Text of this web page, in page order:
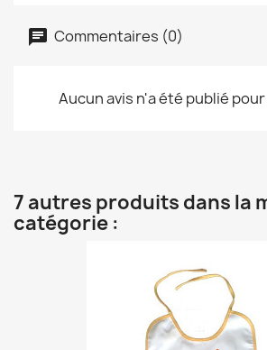
Commentaires (0)
Aucun avis n'a été publié
7 autres produits dans la
catégorie :